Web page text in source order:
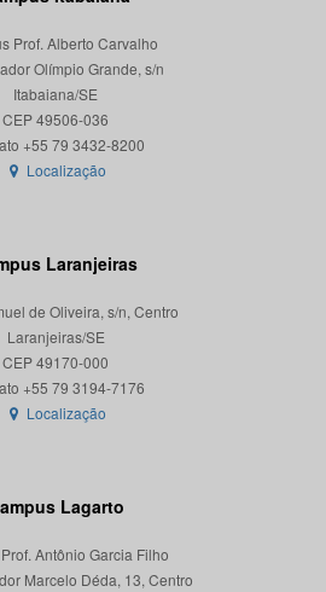
Prof. Alberto Carvalho
Olímpio Grande, s/n
Itabaiana/SE
CEP 49506-036
Localização
Laranjeiras
de Oliveira, s/n, Centro
Laranjeiras/SE
CEP 49170-000
Localização
Lagarto
Antônio Garcia Filho
Marcelo Déda, 13, Centro